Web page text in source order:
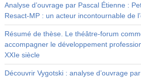
Analyse d’ouvrage par Pascal Étienne :
Resact‑MP : un acteur incontournable de
Résumé de thèse. Le théâtre-forum
accompagner le développement
XXIe siècle
Découvrir Vygotski : analyse d’ouvrage